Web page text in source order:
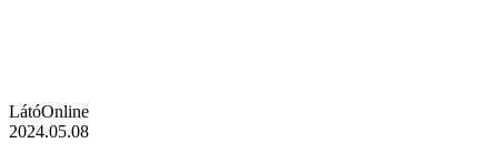
LátóOnline
2024.05.08